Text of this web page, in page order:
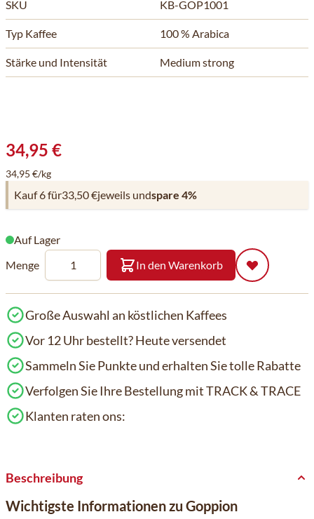
SKU KB-GOP1001
Typ Kaffee 100 % Arabica
Stärke und Intensität Medium strong
34,95 €
34,95 €/kg
Kauf 6 für33,50 €jeweils undspare 4%
Auf Lager
Menge
In den Warenkorb
Große Auswahl an köstlichen Kaffees
Vor 12 Uhr bestellt? Heute versendet
Sammeln Sie Punkte und erhalten Sie tolle Rabatte
Verfolgen Sie Ihre Bestellung mit TRACK & TRACE
Klanten raten ons:
Beschreibung
Wichtigste Informationen zu Goppion